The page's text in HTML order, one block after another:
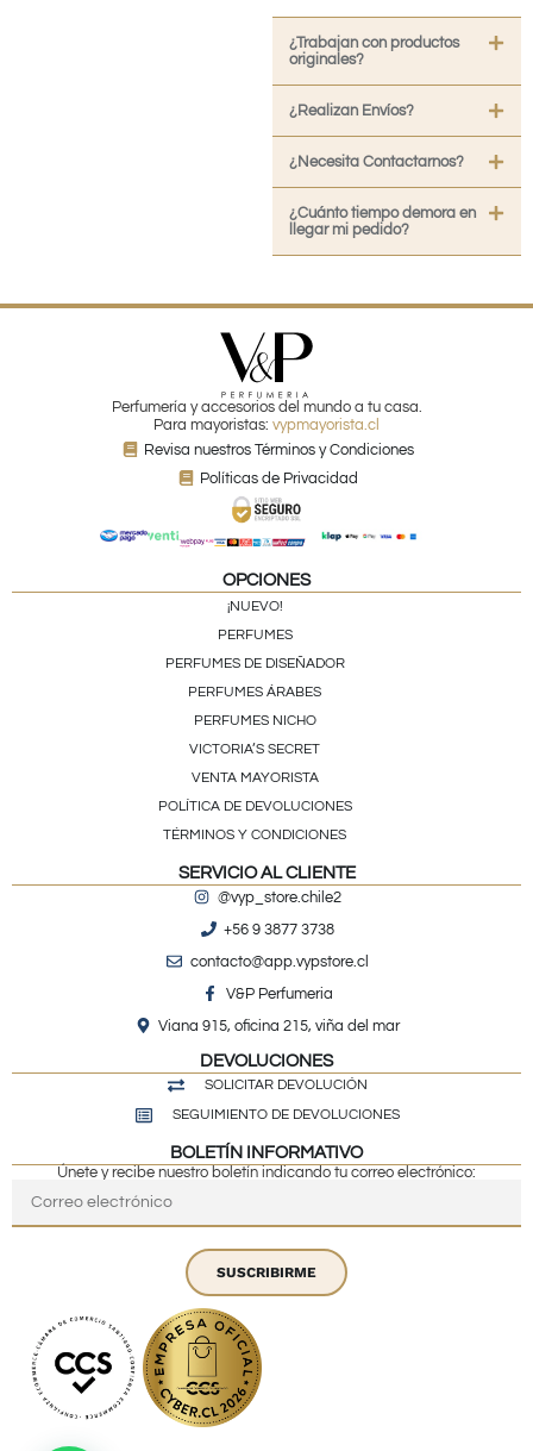
¿Trabajan con productos
originales?
¿Realizan Envíos?
¿Necesita Contactarnos?
¿Cuánto tiempo demora en
llegar mi pedido?
Perfumería y accesorios del mundo a tu casa.
Para mayoristas: vypmayorista.cl
Revisa nuestros Términos y Condiciones
Políticas de Privacidad
OPCIONES
¡NUEVO!
PERFUMES
PERFUMES DE DISEÑADOR
PERFUMES ÁRABES
PERFUMES NICHO
VICTORIA’S SECRET
VENTA MAYORISTA
POLÍTICA DE DEVOLUCIONES
TÉRMINOS Y CONDICIONES
SERVICIO AL CLIENTE
@vyp_store.chile2
+56 9 3877 3738
contacto@app.vypstore.cl
V&P Perfumeria
Viana 915, oficina 215, viña del mar
DEVOLUCIONES
SOLICITAR DEVOLUCIÓN
SEGUIMIENTO DE DEVOLUCIONES
BOLETÍN INFORMATIVO
Únete y recibe nuestro boletín indicando tu correo electrónico:
SUSCRIBIRME